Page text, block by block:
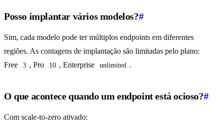
Posso implantar vários modelos?#
Sim, cada modelo pode ter múltiplos endpoints em diferentes
regiões. As contagens de implantação são limitadas pelo plano:
Free
3 , Pro 10 , Enterprise unlimited .
O que acontece quando um endpoint está ocioso?#
Com scale-to-zero ativado: